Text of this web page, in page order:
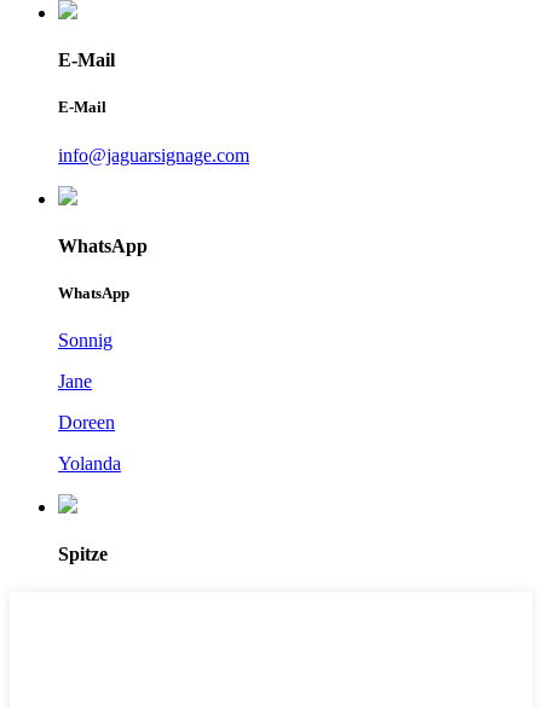
E-Mail
E-Mail
info@jaguarsignage.com
WhatsApp
WhatsApp
Sonnig
Jane
Doreen
Yolanda
Spitze